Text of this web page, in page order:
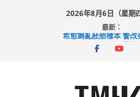
2026年8月6日（星期
最新：
希愈調亂胚胎樣本 警改
足球盛會次場激戰 祖雲達